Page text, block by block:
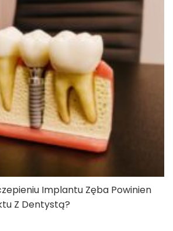
Implantu Zęba Powinien
Z Dentystą?